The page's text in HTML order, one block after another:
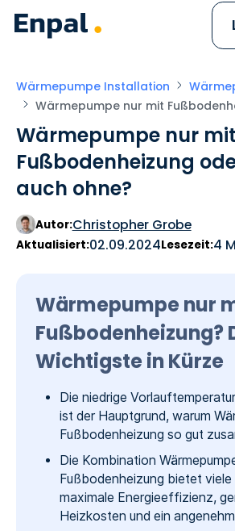
Wärmepumpe Installation
Wärmepumpe nur mit
Wärmepumpe nur mit
Fußbodenheizung
auch ohne?
Autor:Christopher Grobe
Aktualisiert:02.09.2024Lesezeit:4
Wärmepumpe nur
Fußbodenheizung?
Wichtigste in Kürze
Die niedrige
ist der Hauptgrund, warum
Fußbodenheizung so gut
Die Kombination
Fußbodenheizung bietet
maximale Energieeffizienz,
Heizkosten und ein